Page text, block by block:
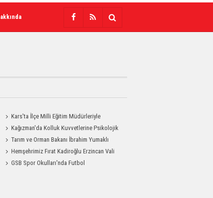
Kars'ta İlçe Milli Eğitim Müdürleriyle
Değerlendirme Toplantısı
Kağızman'da Kolluk Kuvvetlerine Psikolojik
İlk Yardım Eğitimi
Tarım ve Orman Bakanı İbrahim Yumaklı
Kars'a Geliyor
Hemşehrimiz Fırat Kadiroğlu Erzincan Vali
Yardımcılığına Atandı
GSB Spor Okulları'nda Futbol